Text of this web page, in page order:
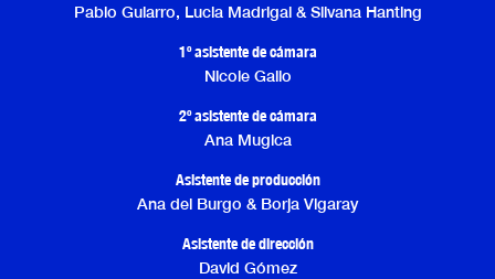
Pablo Gularro, Lucia Madrigal & Silvana Hanting
1º asistente de cámara
Nicole Gallo
2º asistente de cámara
Ana Mugica
Asistente de producción
Ana del Burgo & Borja Vigaray
Asistente de dirección
David Gómez